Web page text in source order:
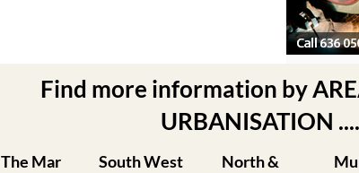
Find more information by
URBANISATION
The Mar
South West
North &